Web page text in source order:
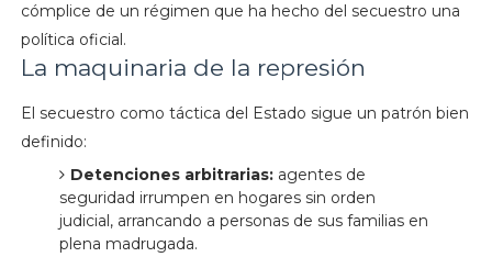
cómplice de un régimen que ha hecho del secuestro una
política oficial.
La maquinaria de la represión
El secuestro como táctica del Estado sigue un patrón bien
definido:
Detenciones arbitrarias:agentes de
seguridad irrumpen en hogares sin orden
judicial, arrancando a personas de sus familias en
plena madrugada.